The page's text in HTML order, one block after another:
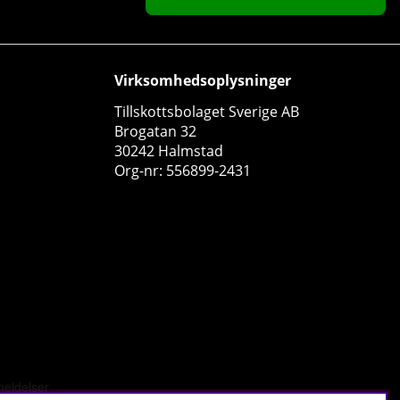
Virksomhedsoplysninger
Tillskottsbolaget Sverige AB
Brogatan 32
30242 Halmstad
Org-nr: 556899-2431